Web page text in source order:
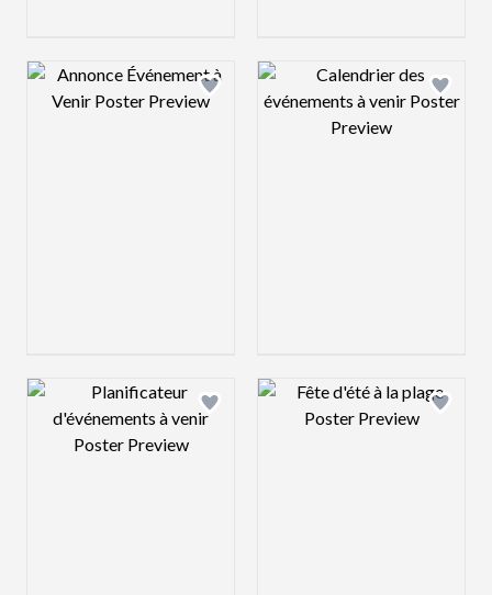
Design preview image Design preview
Design preview image Design preview